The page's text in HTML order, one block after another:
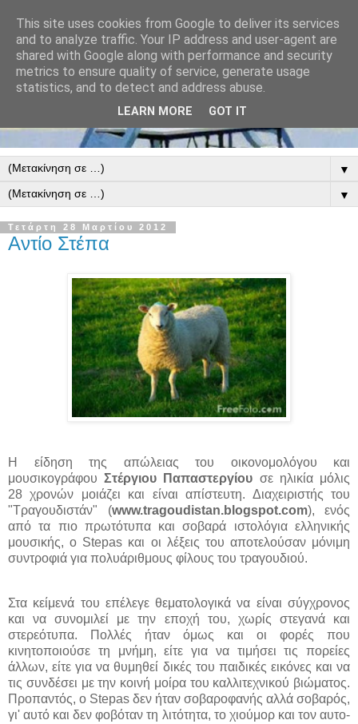
▼
▼
Τετάρτη 28 Μαρτίου 2012
Αντίο Στέπα
Η είδηση της απώλειας του οικονομολόγου και
μουσικογράφουΣτέργιου Παπαστεργίου σε ηλικία μόλις
28 χρονών μοιάζει και είναι απίστευτη. Διαχειριστής του
"Τραγουδιστάν" (www.tragoudistan.blogspot.com), ενός
από τα πιο πρωτότυπα και σοβαρά ιστολόγια ελληνικής
μουσικής, ο Stepas και οι λέξεις του αποτελούσαν μόνιμη
συντροφιά για πολυάριθμους φίλους του τραγουδιού.
Στα κείμενά του επέλεγε θεματολογικά να είναι σύγχρονος
και να συνομιλεί με την εποχή του, χωρίς στεγανά και
στερεότυπα. Πολλές ήταν όμως και οι φορές που
κινητοποιούσε τη μνήμη, είτε για να τιμήσει τις πορείες
άλλων, είτε για να θυμηθεί δικές του παιδικές εικόνες και να
τις συνδέσει με την κοινή μοίρα του καλλιτεχνικού βιώματος.
Προπαντός, ο Stepas δεν ήταν σοβαροφανής αλλά σοβαρός,
γι' αυτό και δεν φοβόταν τη λιτότητα, το χιούμορ και τον αυτο-
This site uses cookies from Google to deliver its services
and to analyze traffic. Your IP address and user-agent are
shared with Google along with performance and security
metrics to ensure quality of service, generate usage
statistics, and to detect and address abuse.
LEARN MORE GOT IT